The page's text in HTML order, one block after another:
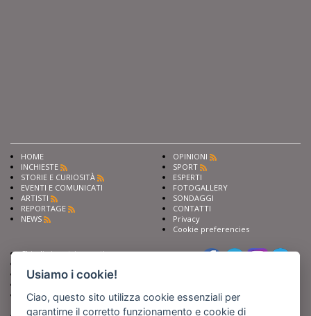
HOME
INCHIESTE
STORIE E CURIOSITÀ
EVENTI E COMUNICATI
ARTISTI
REPORTAGE
NEWS
OPINIONI
SPORT
ESPERTI
FOTOGALLERY
SONDAGGI
CONTATTI
Privacy
Cookie preferencies
Chiedi ai nostri esperti
Fai pubblicità con noi
Iscriviti al nostro corso di
giornalismo
Usiamo i cookie!
Ciao, questo sito utilizza cookie essenziali per
garantirne il corretto funzionamento e cookie di